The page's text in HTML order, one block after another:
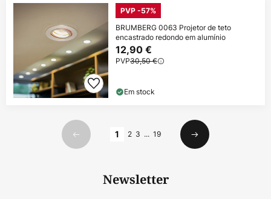
PVP -57%
BRUMBERG 0063 Projetor de teto
encastrado redondo em alumínio
12,90 €
PVP30,50 €
Em stock
Anterior
1 2 3 ... 19
Seguinte
Newsletter